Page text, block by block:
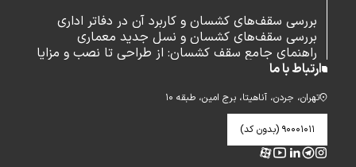
بررسی سقف‌های کشسان و کاربرد آن در دفاتر اداری
بررسی سقف‌های کشسان و نسل جدید معماری
راهنمای جامع سقف کشسان: از طراحی تا نصب و مزایا
ارتباط با ما
تهران، جردن، آناهیتا، برج امین، طبقه ۱۰
۹۰۰۰۱۰۱۱ (بدون کد)